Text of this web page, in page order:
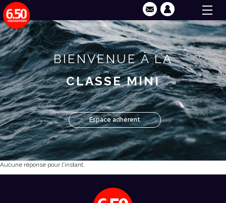
BIENVENUE À LA
CLASSE MINI
Espace adhérent
Aucune réponse pour l'instant.